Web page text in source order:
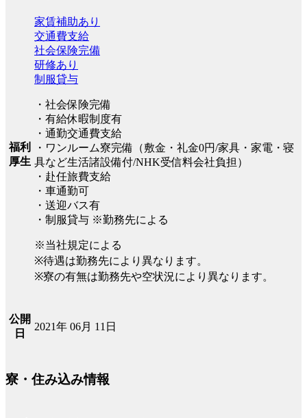
福利
厚生
家賃補助あり
交通費支給
社会保険完備
研修あり
制服貸与
・社会保険完備
・有給休暇制度有
・通勤交通費支給
・ワンルーム寮完備（敷金・礼金0円/家具・家電・寝
具など生活諸設備付/NHK受信料会社負担）
・赴任旅費支給
・車通勤可
・送迎バス有
・制服貸与 ※勤務先による
※当社規定による
※待遇は勤務先により異なります。
※寮の有無は勤務先や空状況により異なります。
公開
日
2021年 06月 11日
寮・住み込み情報